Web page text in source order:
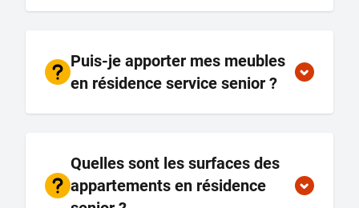
Puis-je apporter mes meubles
en résidence service senior ?
Quelles sont les surfaces des
appartements en résidence